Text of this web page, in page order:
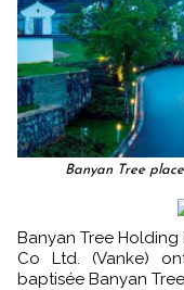
Banyan Tree
Banyan Tree Holding Limited (Banyan Tree) et China Vanke
Co Ltd. (Vanke)
baptisée Banyan